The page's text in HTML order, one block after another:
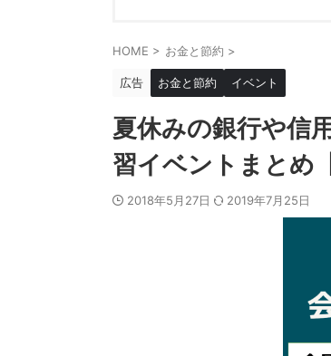
HOME > お金と節約 >
広告 お金と節約 イベント
夏休みの銀行や信
習イベントまとめ
2018年5月27日 2019年7月25日